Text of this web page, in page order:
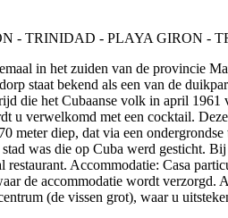
in het zuiden van de provincie
staat bekend als een van de
die het Cubaanse volk in april
u verwelkomd met een cocktail.
diep, dat via een
was die op Cuba werd gesticht.
Accommodatie: Casa
de accommodatie wordt
(de vissen grot), waar u